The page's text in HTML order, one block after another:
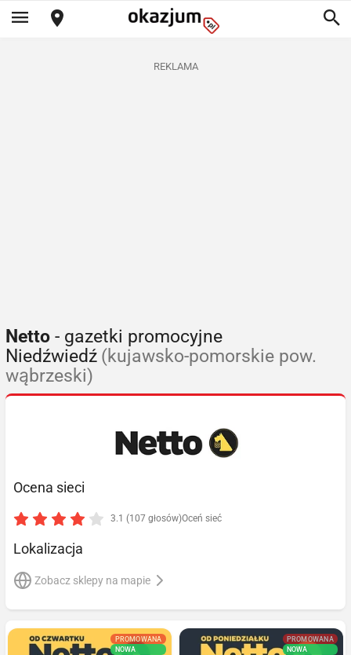
REKLAMA
Netto - gazetki promocyjne
Niedźwiedź (kujawsko-pomorskie pow.
wąbrzeski)
Ocena sieci
3.1 (107 głosów)Oceń sieć
Lokalizacja
Zobacz sklepy na mapie
PROMOWANA
NOWA
PROMOWANA
NOWA